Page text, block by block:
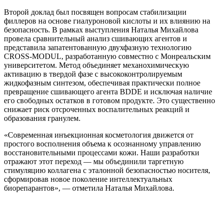
Второй доклад был посвящен вопросам стабилизации
филлеров на основе гиалуроновой кислоты и их влиянию на
безопасность. В рамках выступления Наталья Михайлова
провела сравнительный анализ сшивающих агентов и
представила запатентованную двухфазную технологию
CROSS-MODUL, разработанную совместно с Монреальским
университетом. Метод объединяет механохимическую
активацию в твердой фазе с высококонтролируемым
жидкофазным синтезом, обеспечивая практически полное
превращение сшивающего агента BDDE и исключая наличие
его свободных остатков в готовом продукте. Это существенно
снижает риск отсроченных воспалительных реакций и
образования гранулем.
«Современная инъекционная косметология движется от
простого восполнения объема к осознанному управлению
восстановительными процессами кожи. Наши разработки
отражают этот переход — мы объединили таргетную
стимуляцию коллагена с эталонной безопасностью носителя,
сформировав новое поколение интеллектуальных
биорепарантов», — отметила Наталья Михайлова.